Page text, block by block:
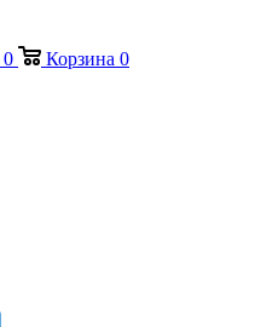
0 Корзина 0